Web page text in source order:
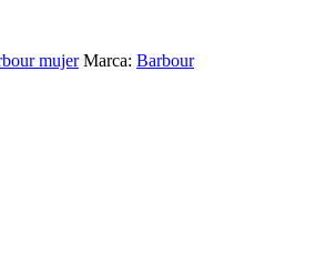
mujer Marca: Barbour